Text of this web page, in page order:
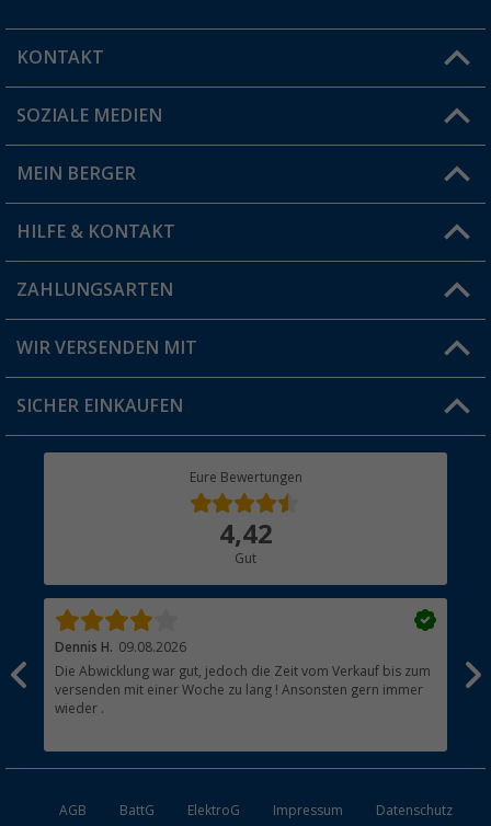
KONTAKT
Du hast eine Frage?
Filiale finden
SOZIALE MEDIEN
MEIN BERGER
Vorteilskarte
Blog
Jobs & Karriere
HILFE & KONTAKT
FAQ & Kontakt
Versandinformationen
Rücksendung
ZAHLUNGSARTEN
WIR VERSENDEN MIT
SICHER EINKAUFEN
Eure Bewertungen
4,42
Gut
Dennis H. 09.08.2026
Die Abwicklung war gut, jedoch die Zeit vom Verkauf bis zum
versenden mit einer Woche zu lang ! Ansonsten gern immer
wieder .
AGB BattG ElektroG Impressum Datenschutz